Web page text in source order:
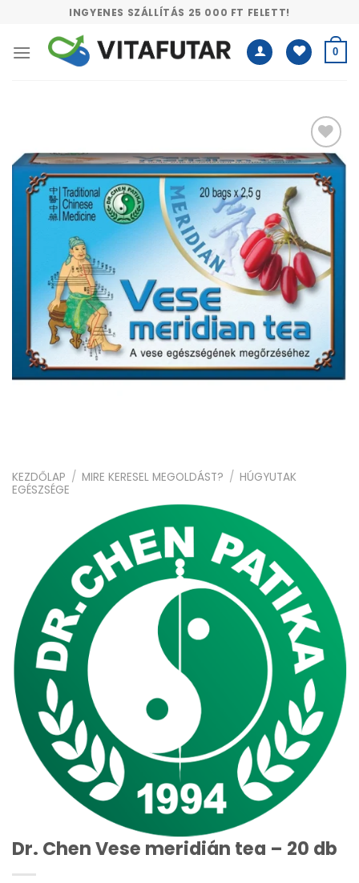
content
INGYENES SZÁLLÍTÁS 25 000 FT FELETT!
0
Kívánságlistához
adás
KEZDŐLAP / MIRE KERESEL MEGOLDÁST? / HÚGYUTAK
EGÉSZSÉGE
Dr. Chen Vese meridián tea – 20 db